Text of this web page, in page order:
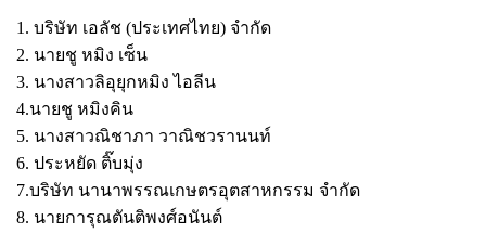
1. บริษัท เอลัช (ประเทศไทย) จำกัด
2. นายชู หมิง เซ็น
3. นางสาวลิอุยุกหมิง ไอลีน
4.นายชู หมิงคิน
5. นางสาวณิชาภา วาณิชวรานนท์
6. ประหยัด ติ๊บมุ่ง
7.บริษัท นานาพรรณเกษตรอุตสาหกรรม จำกัด
8. นายการุณตันติพงศ์อนันต์